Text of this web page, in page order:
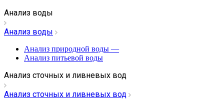
Анализ воды
Анализ воды
Анализ природной воды —
Анализ питьевой воды
Анализ сточных и ливневых вод
Анализ сточных и ливневых вод